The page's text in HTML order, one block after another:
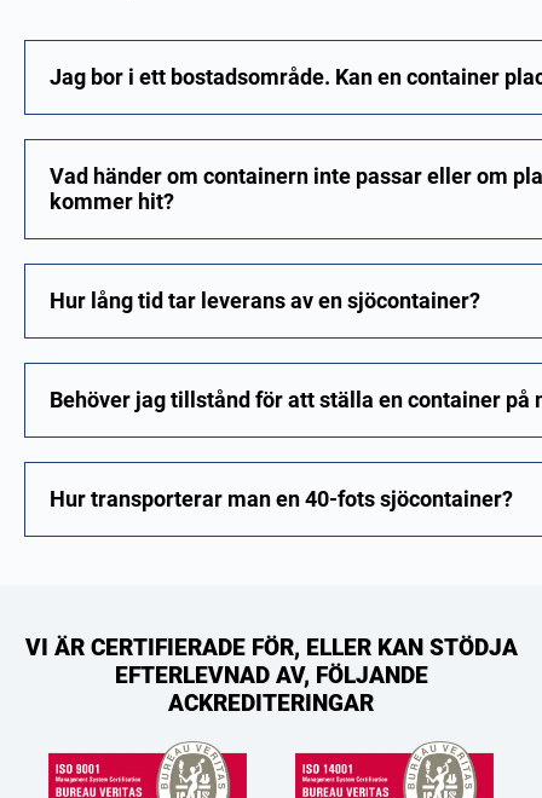
Jag bor i ett bostadsområde. Kan en container
Vad händer om containern inte passar eller om
kommer hit?
Hur lång tid tar leverans av en sjöcontainer?
Behöver jag tillstånd för att ställa en container
Hur transporterar man en 40-fots sjöcontainer?
VI ÄR CERTIFIERADE FÖR, ELLER KAN STÖDJA
EFTERLEVNAD AV, FÖLJANDE
ACKREDITERINGAR